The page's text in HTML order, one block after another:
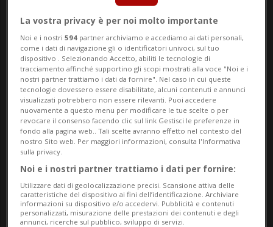
SVIZZERA 1 mese
Immatricolazioni in crescita a
giugno, traino da elettriche e
ibride
La vostra privacy è per noi molto importante
Noi e i nostri594 partner archiviamo e accediamo ai dati personali,
come i dati di navigazione gli o identificatori univoci, sul tuo
dispositivo . Selezionando Accetto, abiliti le tecnologie di
tracciamento affinché supportino gli scopi mostrati alla voce "Noi e i
nostri partner trattiamo i dati da fornire". Nel caso in cui queste
tecnologie dovessero essere disabilitate, alcuni contenuti e annunci
visualizzati potrebbero non essere rilevanti. Puoi accedere
nuovamente a questo menu per modificare le tue scelte o per
revocare il consenso facendo clic sul link Gestisci le preferenze in
fondo alla pagina web.. Tali scelte avranno effetto nel contesto del
nostro Sito web. Per maggiori informazioni, consulta l'Informativa
sulla privacy.
Noi e i nostri partner trattiamo i dati per fornire:
Utilizzare dati di geolocalizzazione precisi. Scansione attiva delle
caratteristiche del dispositivo ai fini dell’identificazione. Archiviare
informazioni su dispositivo e/o accedervi. Pubblicità e contenuti
personalizzati, misurazione delle prestazioni dei contenuti e degli
annunci, ricerche sul pubblico, sviluppo di servizi.